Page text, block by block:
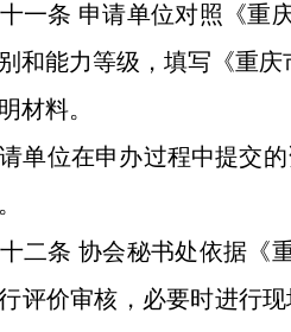
一条 申请单位对照《重
和能力等级，填写《重
材料。
单位在申办过程中提交的
二条 协会秘书处依据《
评价审核，必要时进行